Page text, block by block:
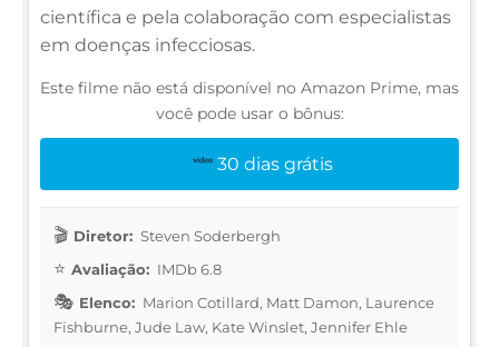
científica e pela colaboração com especialistas
em doenças infecciosas.
Este filme não está disponível no Amazon Prime, mas
você pode usar o bônus:
30 dias grátis
Diretor: Steven Soderbergh
Avaliação: IMDb 6.8
Elenco: Marion Cotillard, Matt Damon, Laurence
Fishburne, Jude Law, Kate Winslet, Jennifer Ehle